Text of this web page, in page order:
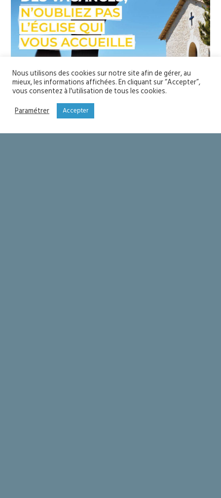
Nous utilisons des cookies sur notre site afin de gérer, au
mieux, les informations affichées. En cliquant sur “Accepter”,
vous consentez à l'utilisation de tous les cookies.
Paramétrer
Accepter